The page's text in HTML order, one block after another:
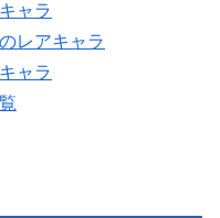
ャラ
レアキャラ
ャラ